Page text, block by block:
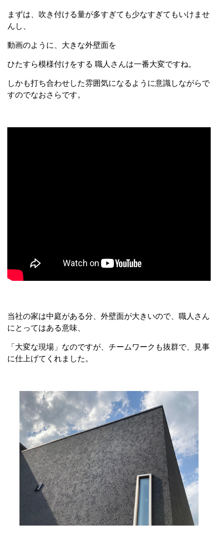
まずは、吹き付ける量が多すぎても少なすぎてもいけませ
んし、
動画のように、大きな外壁面を
ひたすら模様付けをする 職人さんは一番大変ですね。
しかも打ち合わせした雰囲気になるように意識しながらで
すのでなおさらです。
当社の家は中庭がある分、外壁面が大きいので、職人さん
にとってはある意味、
「大変な現場」なのですが、チームワークも抜群で、見事
に仕上げてくれました。